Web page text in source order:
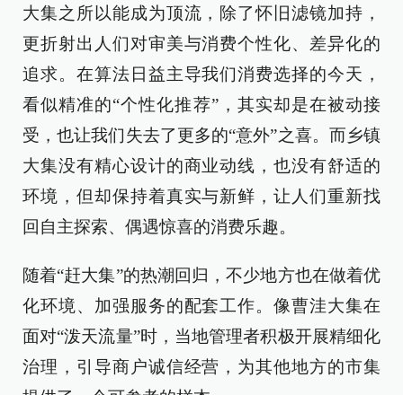
大集之所以能成为顶流，除了怀旧滤镜加持，
更折射出人们对审美与消费个性化、差异化的
追求。在算法日益主导我们消费选择的今天，
看似精准的“个性化推荐”，其实却是在被动接
受，也让我们失去了更多的“意外”之喜。而乡镇
大集没有精心设计的商业动线，也没有舒适的
环境，但却保持着真实与新鲜，让人们重新找
回自主探索、偶遇惊喜的消费乐趣。
随着“赶大集”的热潮回归，不少地方也在做着优
化环境、加强服务的配套工作。像曹洼大集在
面对“泼天流量”时，当地管理者积极开展精细化
治理，引导商户诚信经营，为其他地方的市集